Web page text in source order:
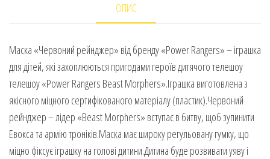
ОПИС
Маска «Червоний рейнджер» від бренду «Power Rangers» – іграшка
для дітей, які захоплюються пригодами героїв дитячого телешоу
телешоу «Power Rangers Beast Morphers».Іграшка виготовлена з
якісного міцного сертифікованого матеріалу (пластик).Червоний
рейнджер – лідер «Beast Morphers» вступає в битву, щоб зупинити
Евокса та армію троніків.Маска має широку регульовану гумку, що
міцно фіксує іграшку на голові дитини.Дитина буде розвивати уяву і